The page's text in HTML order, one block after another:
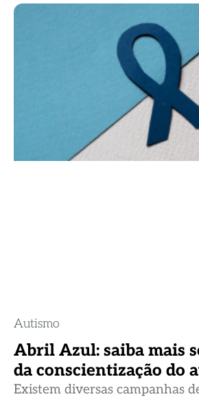
Autismo
Abril Azul: saiba mais
da conscientização do
Existem diversas campanhas